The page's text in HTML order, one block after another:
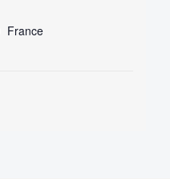
France